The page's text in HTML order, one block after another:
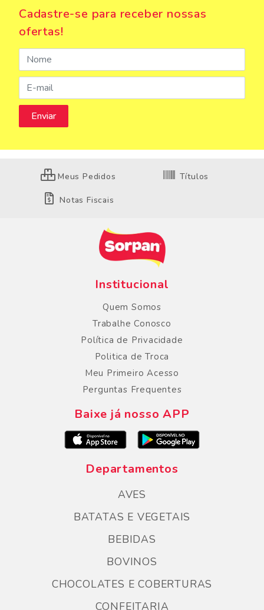
Cadastre-se para receber nossas
ofertas!
Meus Pedidos Títulos
Notas Fiscais
Institucional
Quem Somos
Trabalhe Conosco
Política de Privacidade
Politica de Troca
Meu Primeiro Acesso
Perguntas Frequentes
Baixe já nosso APP
Departamentos
AVES
BATATAS E VEGETAIS
BEBIDAS
BOVINOS
CHOCOLATES E COBERTURAS
CONFEITARIA